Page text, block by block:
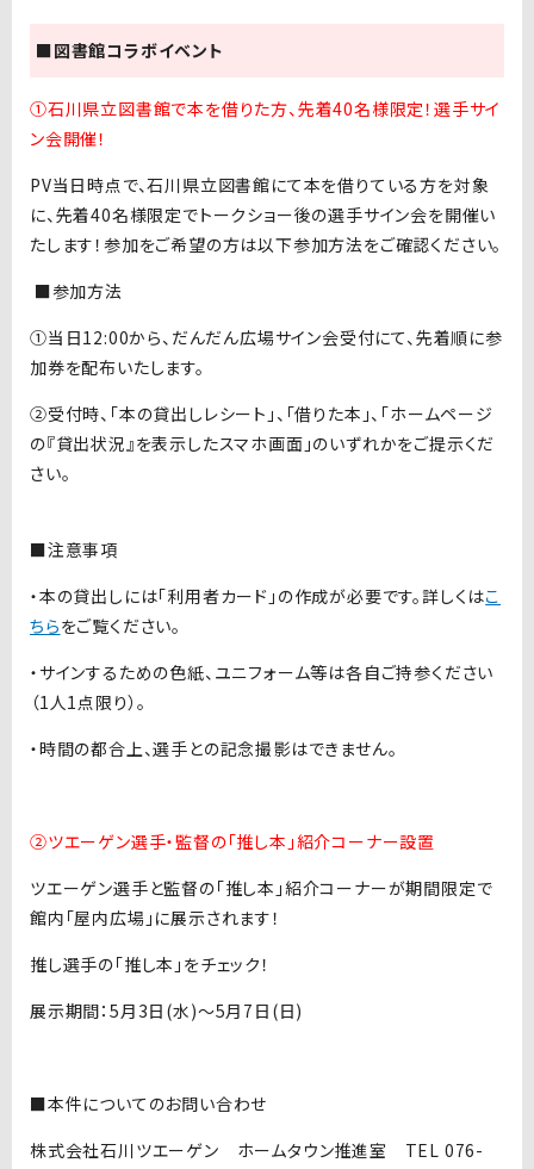
■図書館コラボイベント
①石川県立図書館で本を借りた方、先着40名様限定！選手サイ
ン会開催！
PV当日時点で、石川県立図書館にて本を借りている方を対象
に、先着40名様限定でトークショー後の選手サイン会を開催い
たします！参加をご希望の方は以下参加方法をご確認ください。
■参加方法
①当日12:00から、だんだん広場サイン会受付にて、先着順に参
加券を配布いたします。
②受付時、「本の貸出しレシート」、「借りた本」、「ホームページ
の『貸出状況』を表示したスマホ画面」のいずれかをご提示くだ
さい。
■注意事項
・本の貸出しには「利用者カード」の作成が必要です。詳しくはこ
ちらをご覧ください。
・サインするための色紙、ユニフォーム等は各自ご持参ください
（1 人1点限り）。
・時間の都合上、選手との記念撮影はできません。
②ツエーゲン選手・監督の「推し本」紹介コーナー設置
ツエーゲン選手と監督の「推し本」紹介コーナーが期間限定で
館内「屋内広場」に展示されます！
推し選手の「推し本」をチェック！
展示期間： 5月 3日 (水)～5月 7 日 (日)
■本件についてのお問い合わせ
株式会社石川ツエーゲン ホームタウン推進室 TEL 076-